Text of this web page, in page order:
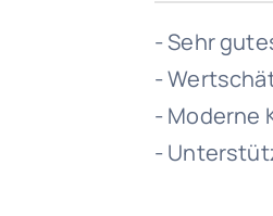
- Sehr
-
- Moderne
-